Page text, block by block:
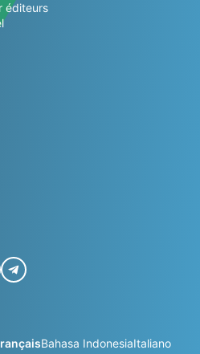
éditeurs
Bahasa IndonesiaItaliano